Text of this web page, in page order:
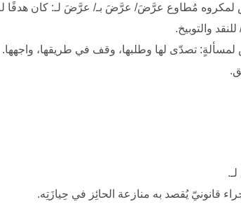
مُطاوع عرَّضَ/ عرَّضَ بـ/ عرَّضَ لـ: كان هدفًا
والتوبيخ.
تصدّى لها وطلبها، وقف في طريقها، واجهها.
قانونيّ يُقصد به منازعة الحائِز في حِيازَتِه.